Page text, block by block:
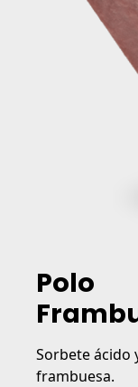
Polo
Sorbete ácido
frambuesa.